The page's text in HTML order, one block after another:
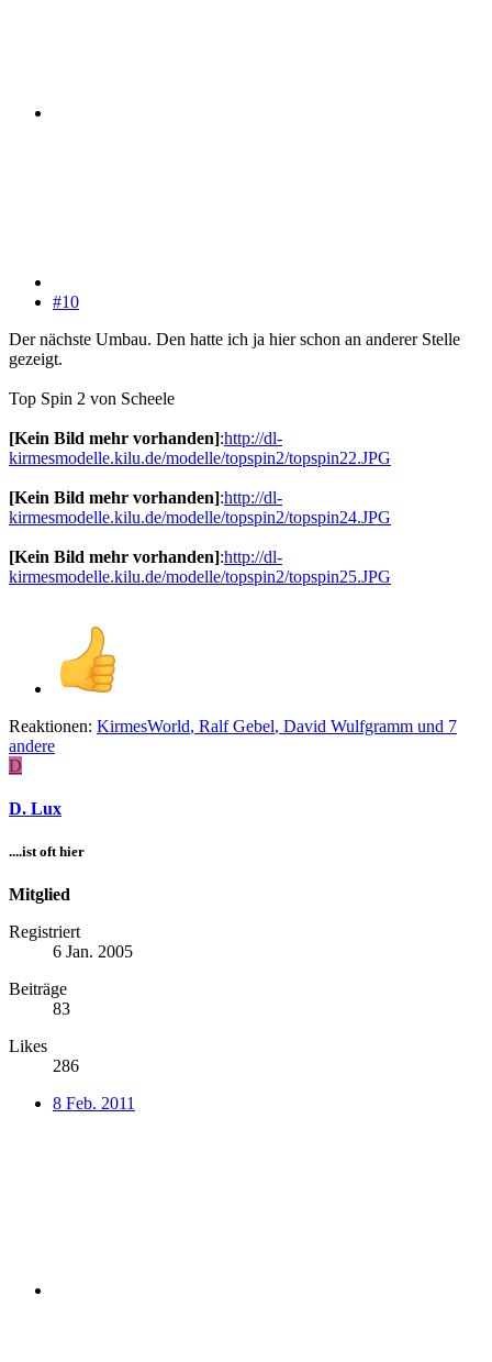
#10
Der nächste Umbau. Den hatte ich ja hier schon an anderer Stelle
gezeigt.
Top Spin 2 von Scheele
[Kein Bild mehr vorhanden]:http://dl-
kirmesmodelle.kilu.de/modelle/topspin2/topspin22.JPG
[Kein Bild mehr vorhanden]:http://dl-
kirmesmodelle.kilu.de/modelle/topspin2/topspin24.JPG
[Kein Bild mehr vorhanden]:http://dl-
kirmesmodelle.kilu.de/modelle/topspin2/topspin25.JPG
Reaktionen: KirmesWorld, Ralf Gebel, David Wulfgramm und 7
andere
D
D. Lux
....ist oft hier
Mitglied
Registriert
6 Jan. 2005
Beiträge
83
Likes
286
8 Feb. 2011